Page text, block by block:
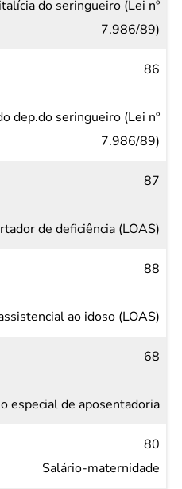
do seringueiro (Lei nº
7.986/89)
86
dep.do seringueiro (Lei nº
7.986/89)
87
de deficiência (LOAS)
88
ao idoso (LOAS)
68
especial de aposentadoria
80
Salário-maternidade